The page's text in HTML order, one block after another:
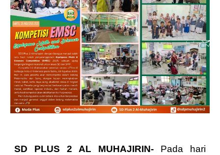
SD PLUS 2 AL MUHAJIRIN- Pada hari